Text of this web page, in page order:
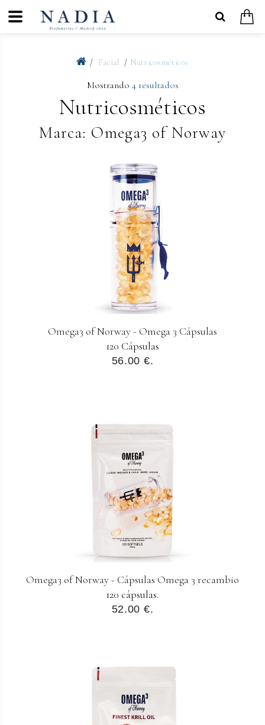
Facial Nutricosméticos
Mostrando 4 resultados
Nutricosméticos
Marca: Omega3 of Norway
Omega3 of Norway - Omega 3 Cápsulas
120 Cápsulas
56.00 €.
Omega3 of Norway - Cápsulas Omega 3 recambio
120 cápsulas.
52.00 €.